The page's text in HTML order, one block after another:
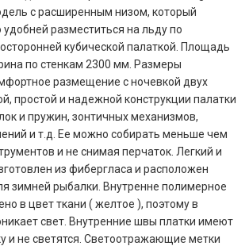
с расширенным низом, который
разместиться на льду по
кубической палаткой. Площадь
по стенкам 2300 мм. Размеры
размещение с ночевкой двух
простой и надежной конструкции палатки
и пружин, зонтичных механизмов,
и т.д. Ее можно собирать меньше чем
и не снимая перчаток. Легкий и
из фибергласа и расположен
зимней рыбалки. Внутренне полимерное
в цвет ткани ( желтое ), поэтому в
свет. Внутренние швы платки имеют
и не светятся. Светоотражающие метки